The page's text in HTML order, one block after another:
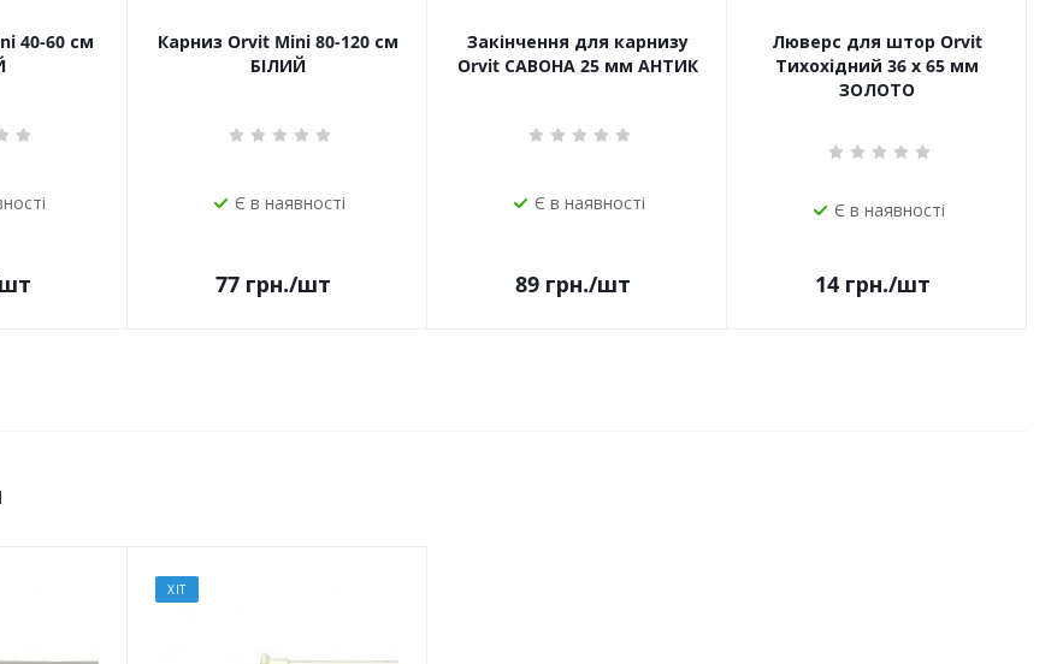
40-60 см
Карниз Orvit Mini 80-120 см
БІЛИЙ
Є в наявності
77 грн./шт
Закінчення для карнизу
Orvit САВОНА 25 мм АНТИК
Є в наявності
89 грн./шт
Люверс для штор Orvit
Тихохідний 36 х 65 мм
ЗОЛОТО
Є в наявності
14 грн./шт
ХІТ